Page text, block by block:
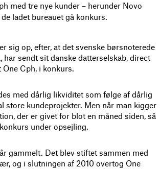
med tre nye kunder – herunder Novo
ladet bureauet gå konkurs.
sig op, efter, at det svenske børsnoterede
har sendt sit danske datterselskab, direct
Cph, i konkurs.
med dårlig likviditet som følge af dårlig
store kundeprojekter. Men når man kigger
der er givet for blot en måned siden, så
under opsejling.
gammelt. Det blev stiftet sammen med
og i slutningen af 2010 overtog One